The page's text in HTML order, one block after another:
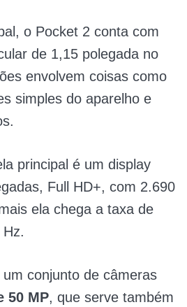
o Pocket 2 conta com
de 1,15 polegada no
envolvem coisas como
simples do aparelho e
principal é um display
Full HD+, com 2.690
ela chega a taxa de
conjunto de câmeras
50 MP, que serve também